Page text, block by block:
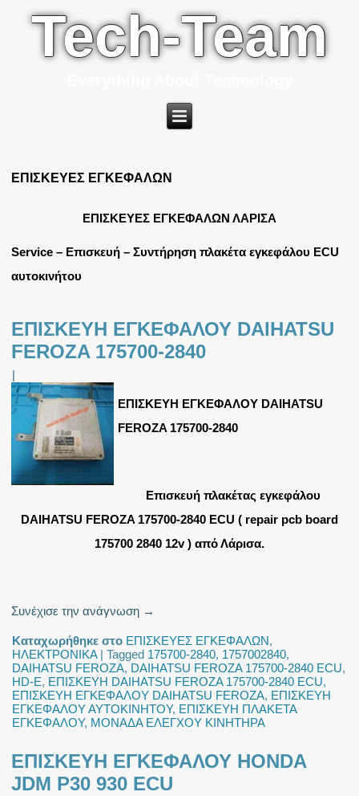
Tech-Team
ΕΠΙΣΚΕΥΕΣ ΕΓΚΕΦΑΛΩΝ
ΕΠΙΣΚΕΥΕΣ ΕΓΚΕΦΑΛΩΝ ΛΑΡΙΣΑ
Service – Επισκευή – Συντήρηση πλακέτα εγκεφάλου ECU
αυτοκινήτου
ΕΠΙΣΚΕΥΗ ΕΓΚΕΦΑΛΟΥ DAIHATSU
FEROZA 175700-2840
|
ΕΠΙΣΚΕΥΗ ΕΓΚΕΦΑΛΟΥ DAIHATSU
FEROZA 175700-2840
Επισκευή πλακέτας εγκεφάλου
DAIHATSU FEROZA 175700-2840 ECU ( repair pcb board
175700 2840 12v ) από Λάρισα.
Συνέχισε την ανάγνωση →
Καταχωρήθηκε στο ΕΠΙΣΚΕΥΕΣ ΕΓΚΕΦΑΛΩΝ,
ΗΛΕΚΤΡΟΝΙΚΑ|Tagged 175700-2840, 1757002840,
DAIHATSU FEROZA, DAIHATSU FEROZA 175700-2840 ECU,
HD-E, ΕΠΙΣΚΕΥΗ DAIHATSU FEROZA 175700-2840 ECU,
ΕΠΙΣΚΕΥΗ ΕΓΚΕΦΑΛΟΥ DAIHATSU FEROZA, ΕΠΙΣΚΕΥΗ
ΕΓΚΕΦΑΛΟΥ ΑΥΤΟΚΙΝΗΤΟΥ, ΕΠΙΣΚΕΥΗ ΠΛΑΚΕΤΑ
ΕΓΚΕΦΑΛΟΥ, ΜΟΝΑΔΑ ΕΛΕΓΧΟΥ ΚΙΝΗΤΗΡΑ
ΕΠΙΣΚΕΥΗ ΕΓΚΕΦΑΛΟΥ HONDA
JDM P30 930 ECU